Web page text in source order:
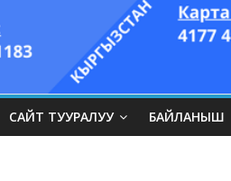
САЙТ ТУУРАЛУУ БАЙЛАНЫШ